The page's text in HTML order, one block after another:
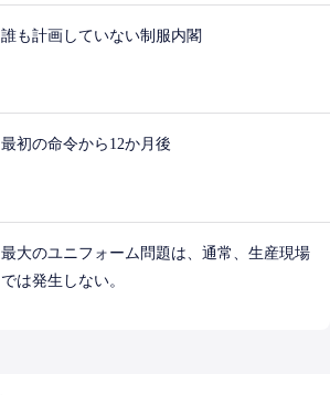
誰も計画していない制服内閣
最初の命令から12か月後
最大のユニフォーム問題は、通常、生産現場
では発生しない。